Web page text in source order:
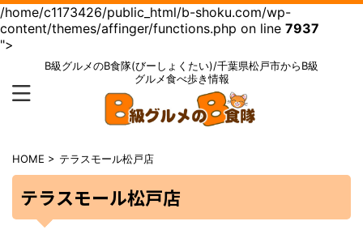
/home/c1173426/public_html/b-shoku.com/wp-
content/themes/affinger/functions.php on line 7937
">
B級グルメのB食隊(びーしょくたい)/千葉県松戸市からB級
グルメ食べ歩き情報
HOME > テラスモール松戸店
テラスモール松戸店